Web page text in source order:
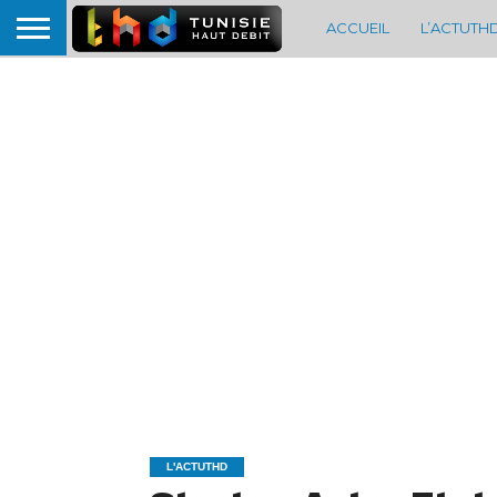
ACCUEIL
L'ACTUTHD